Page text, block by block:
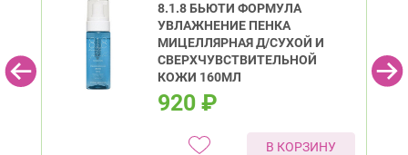
пр. Наставников, д. 19 Круглосуточно
Ладожская
Красносельский район
Ленинский пр., д.78, к.1
Юго-Западная
Ленинский пр., д. 88 Круглосуточно
8.1.8 БЬЮТИ ФОРМУЛА
УВЛАЖНЕНИЕ ПЕНКА
МИЦЕЛЛЯРНАЯ Д/СУХОЙ И
СВЕРХЧУВСТВИТЕЛЬНОЙ
КОЖИ 160МЛ
920 ₽
В КОРЗИНУ